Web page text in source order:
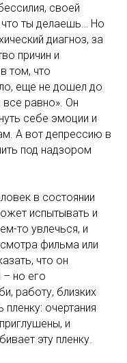
своей
что ты делаешь… Но
диагноз, за
причин и
том, что
еще не дошел до
все равно». Он
себе эмоции и
А вот депрессию в
под надзором
в состоянии
испытывать и
то увлечься, и
фильма или
что он
– но его
работу, близких
очертания
и
эту пленку.